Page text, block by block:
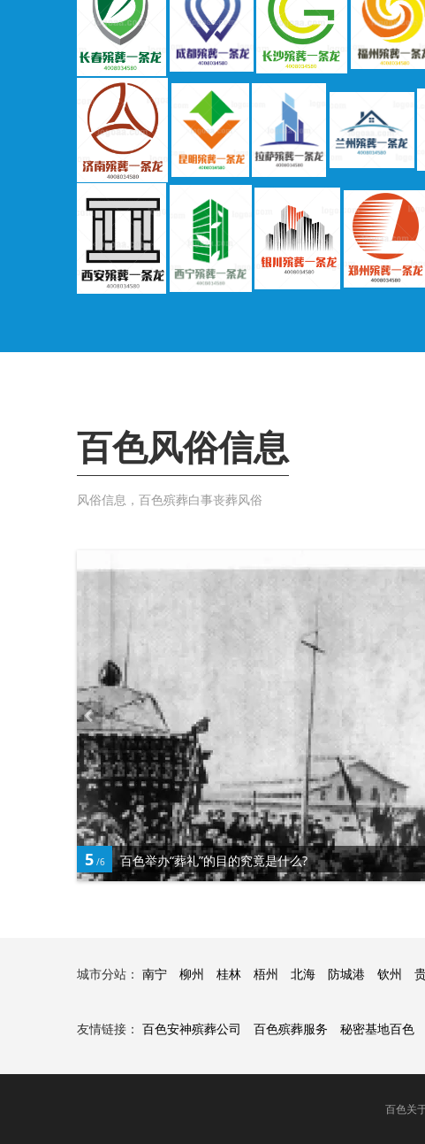
百色风俗信息
风俗信息，百色殡葬白事丧葬风俗
5/6 百色举办“葬礼”的目的究竟是什么?
城市分站： 南宁 柳州 桂林 梧州 北海 防城港 钦州
友情链接： 百色安神殡葬公司 百色殡葬服务 秘密基地百色
百色关